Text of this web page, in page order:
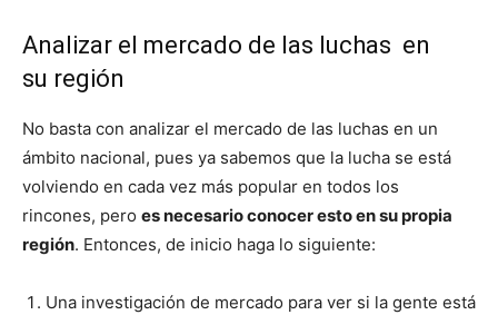
Analizar el mercado de las luchas en
su región
No basta con analizar el mercado de las luchas en un
ámbito nacional, pues ya sabemos que la lucha se está
volviendo en cada vez más popular en todos los
rincones, pero es necesario conocer esto en su propia
región. Entonces, de inicio haga lo siguiente:
Una investigación de mercado para ver si la gente está